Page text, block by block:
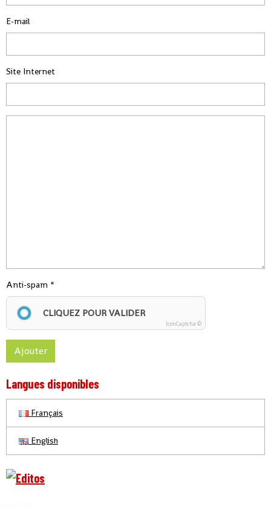
E-mail
Site Internet
Anti-spam
CLIQUEZ POUR VALIDER
IconCaptcha ©
Ajouter
Langues disponibles
Français
English